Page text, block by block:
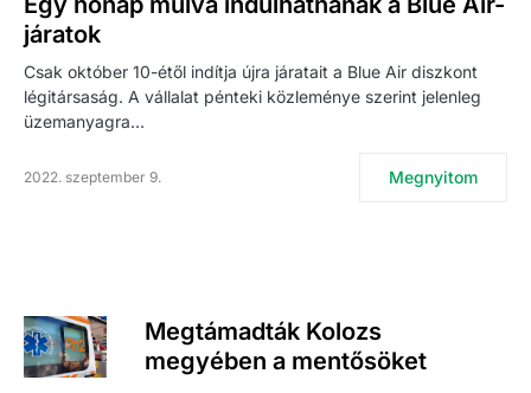
járatok
Csak október 10-étől indítja újra járatait a Blue Air diszkont
légitársaság. A vállalat pénteki közleménye szerint jelenleg
üzemanyagra…
2022. szeptember 9. Megnyitom
Megtámadták Kolozs
megyében a mentősöket